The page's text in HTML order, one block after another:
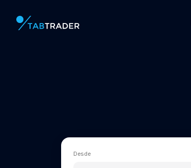
Página principal
Desde